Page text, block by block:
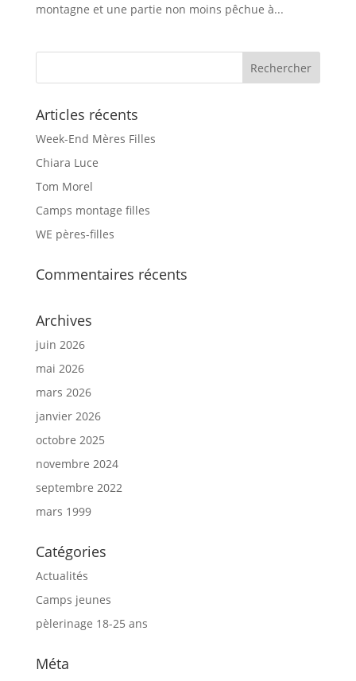
montagne et une partie non moins pêchue à...
Articles récents
Week-End Mères Filles
Chiara Luce
Tom Morel
Camps montage filles
WE pères-filles
Commentaires récents
Archives
juin 2026
mai 2026
mars 2026
janvier 2026
octobre 2025
novembre 2024
septembre 2022
mars 1999
Catégories
Actualités
Camps jeunes
pèlerinage 18-25 ans
Méta